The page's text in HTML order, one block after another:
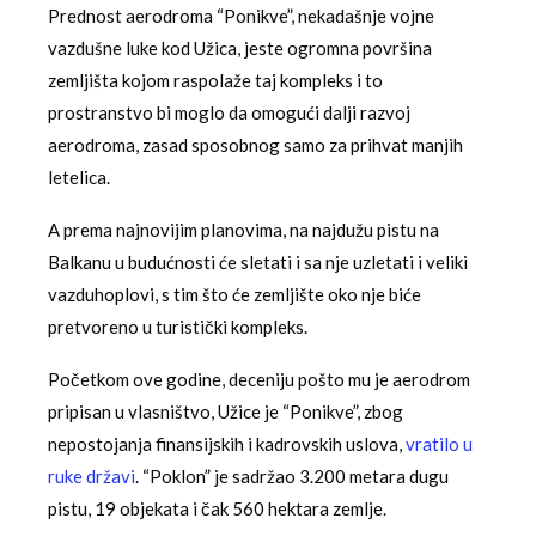
Prednost aerodroma “Ponikve”, nekadašnje vojne
vazdušne luke kod Užica, jeste ogromna površina
zemljišta kojom raspolaže taj kompleks i to
prostranstvo bi moglo da omogući dalji razvoj
aerodroma, zasad sposobnog samo za prihvat manjih
letelica.
A prema najnovijim planovima, na najdužu pistu na
Balkanu u budućnosti će sletati i sa nje uzletati i veliki
vazduhoplovi, s tim što će zemljište oko nje biće
pretvoreno u turistički kompleks.
Početkom ove godine, deceniju pošto mu je aerodrom
pripisan u vlasništvo, Užice je “Ponikve”, zbog
nepostojanja finansijskih i kadrovskih uslova,vratilo u
ruke državi. “Poklon” je sadržao 3.200 metara dugu
pistu, 19 objekata i čak 560 hektara zemlje.